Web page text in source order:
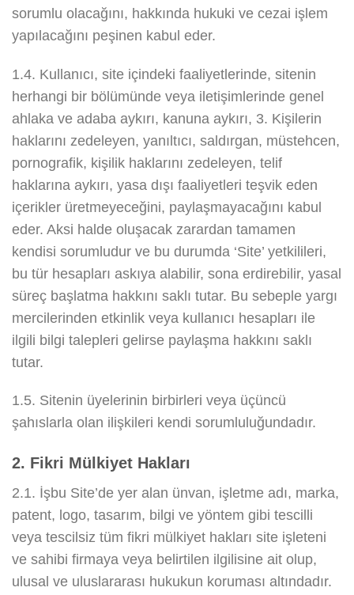
sorumlu olacağını, hakkında hukuki ve cezai işlem
yapılacağını peşinen kabul eder.
1.4. Kullanıcı, site içindeki faaliyetlerinde, sitenin
herhangi bir bölümünde veya iletişimlerinde genel
ahlaka ve adaba aykırı, kanuna aykırı, 3. Kişilerin
haklarını zedeleyen, yanıltıcı, saldırgan, müstehcen,
pornografik, kişilik haklarını zedeleyen, telif
haklarına aykırı, yasa dışı faaliyetleri teşvik eden
içerikler üretmeyeceğini, paylaşmayacağını kabul
eder. Aksi halde oluşacak zarardan tamamen
kendisi sorumludur ve bu durumda ‘Site’ yetkilileri,
bu tür hesapları askıya alabilir, sona erdirebilir, yasal
süreç başlatma hakkını saklı tutar. Bu sebeple yargı
mercilerinden etkinlik veya kullanıcı hesapları ile
ilgili bilgi talepleri gelirse paylaşma hakkını saklı
tutar.
1.5. Sitenin üyelerinin birbirleri veya üçüncü
şahıslarla olan ilişkileri kendi sorumluluğundadır.
2. Fikri Mülkiyet Hakları
2.1. İşbu Site’de yer alan ünvan, işletme adı, marka,
patent, logo, tasarım, bilgi ve yöntem gibi tescilli
veya tescilsiz tüm fikri mülkiyet hakları site işleteni
ve sahibi firmaya veya belirtilen ilgilisine ait olup,
ulusal ve uluslararası hukukun koruması altındadır.